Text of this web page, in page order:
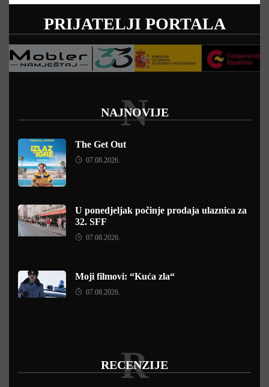
PRIJATELJI PORTALA
NAJNOVIJE
N
The Get Out
07.08.2026.
U ponedjeljak počinje prodaja ulaznica za
32. SFF
07.08.2026.
Moji filmovi: “Kuća zla“
07.08.2026.
RECENZIJE
R